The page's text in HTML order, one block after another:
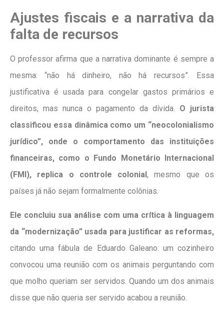
Ajustes fiscais e a narrativa da
falta de recursos
O professor afirma que a narrativa dominante é sempre a
mesma: “não há dinheiro, não há recursos”. Essa
justificativa é usada para congelar gastos primários e
direitos, mas nunca o pagamento da dívida. O jurista
classificou essa dinâmica como um “neocolonialismo
jurídico”, onde o comportamento das instituições
financeiras, como o Fundo Monetário Internacional
(FMI), replica o controle colonial, mesmo que os
países já não sejam formalmente colônias.
Ele concluiu sua análise com uma crítica à linguagem
da “modernização” usada para justificar as reformas,
citando uma fábula de Eduardo Galeano: um cozinheiro
convocou uma reunião com os animais perguntando com
que molho queriam ser servidos. Quando um dos animais
disse que não queria ser servido acabou a reunião.